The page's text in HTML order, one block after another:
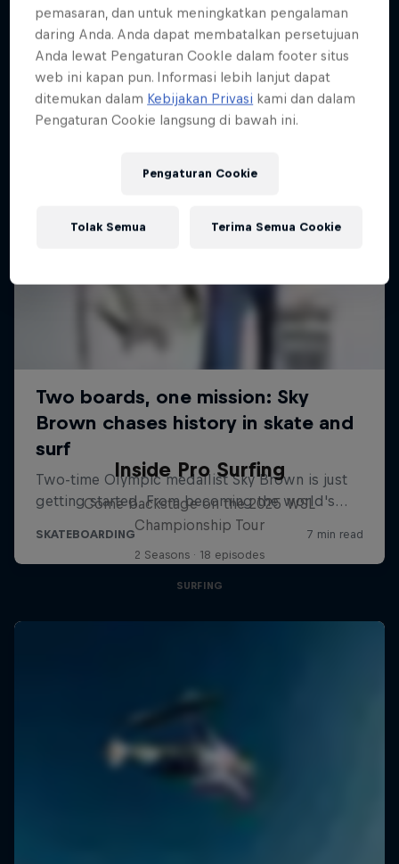
Lebih banyak seperti ini
Inside Pro Surfing
Come backstage on the 2025 WSL
Championship Tour
2 Seasons · 18 episodes
SURFING
pemasaran, dan untuk meningkatkan pengalaman
daring Anda. Anda dapat membatalkan persetujuan
Anda lewat Pengaturan CookIe dalam footer situs
web ini kapan pun. Informasi lebih lanjut dapat
ditemukan dalam Kebijakan Privasi kami dan dalam
Pengaturan Cookie langsung di bawah ini.
Pengaturan Cookie
Tolak Semua Terima Semua Cookie